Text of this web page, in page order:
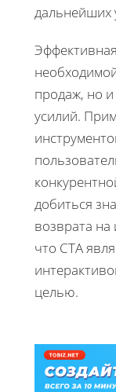
дальнейших
продаж, но
усилий.
добиться
возврата
что CTA
целью.